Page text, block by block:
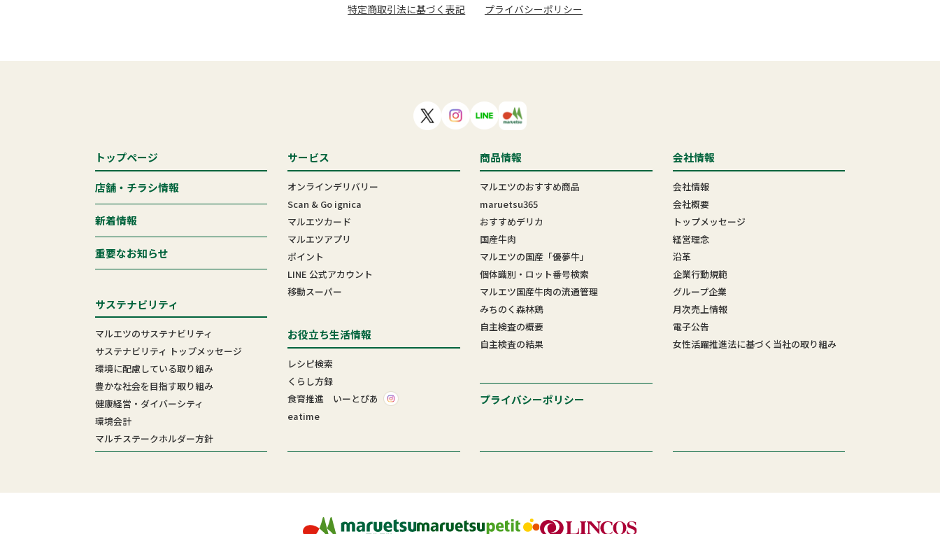
特定商取引法に基づく表記 プライバシーポリシー
トップページ
店舗・チラシ情報
新着情報
重要なお知らせ
サステナビリティ
マルエツのサステナビリティ
サステナビリティ トップメッセージ
環境に配慮している取り組み
豊かな社会を目指す取り組み
健康経営・ダイバーシティ
環境会計
マルチステークホルダー方針
サービス
オンラインデリバリー
Scan & Go ignica
マルエツカード
マルエツアプリ
ポイント
LINE 公式アカウント
移動スーパー
お役立ち生活情報
レシピ検索
くらし方録
食育推進 いーとぴあ
eatime
商品情報
マルエツのおすすめ商品
maruetsu365
おすすめデリカ
国産牛肉
マルエツの国産「優夢牛」
個体識別・ロット番号検索
マルエツ国産牛肉の流通管理
みちのく森林鶏
自主検査の概要
自主検査の結果
プライバシーポリシー
会社情報
会社情報
会社概要
トップメッセージ
経営理念
沿革
企業行動規範
グループ企業
月次売上情報
電子公告
女性活躍推進法に基づく当社の取り組み